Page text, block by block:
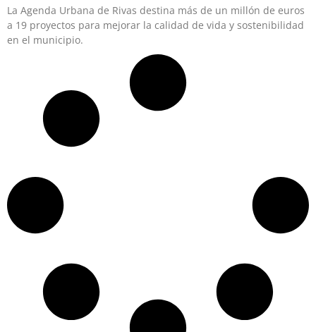
La Agenda Urbana de Rivas destina más de un millón de euros
a 19 proyectos para mejorar la calidad de vida y sostenibilidad
en el municipio.